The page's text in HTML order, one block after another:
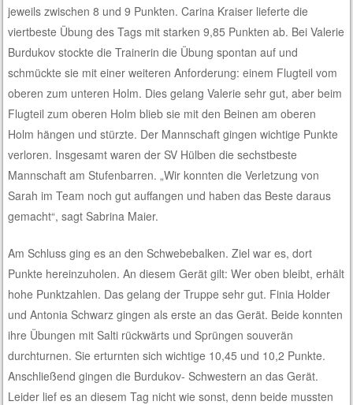
jeweils zwischen 8 und 9 Punkten. Carina Kraiser lieferte die
viertbeste Übung des Tags mit starken 9,85 Punkten ab. Bei Valerie
Burdukov stockte die Trainerin die Übung spontan auf und
schmückte sie mit einer weiteren Anforderung: einem Flugteil vom
oberen zum unteren Holm. Dies gelang Valerie sehr gut, aber beim
Flugteil zum oberen Holm blieb sie mit den Beinen am oberen
Holm hängen und stürzte. Der Mannschaft gingen wichtige Punkte
verloren. Insgesamt waren der SV Hülben die sechstbeste
Mannschaft am Stufenbarren. „Wir konnten die Verletzung von
Sarah im Team noch gut auffangen und haben das Beste daraus
gemacht“, sagt Sabrina Maier.
Am Schluss ging es an den Schwebebalken. Ziel war es, dort
Punkte hereinzuholen. An diesem Gerät gilt: Wer oben bleibt, erhält
hohe Punktzahlen. Das gelang der Truppe sehr gut. Finia Holder
und Antonia Schwarz gingen als erste an das Gerät. Beide konnten
ihre Übungen mit Salti rückwärts und Sprüngen souverän
durchturnen. Sie erturnten sich wichtige 10,45 und 10,2 Punkte.
Anschließend gingen die Burdukov- Schwestern an das Gerät.
Leider lief es an diesem Tag nicht wie sonst, denn beide mussten